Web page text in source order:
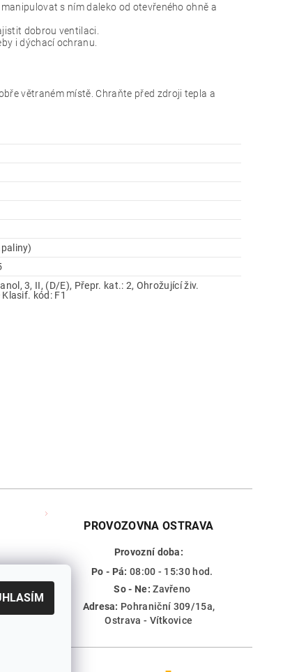
s ním daleko od otevřeného ohně a
dobrou ventilaci.
i dýchací ochranu.
větraném místě. Chraňte před zdroji tepla a
3, II, (D/E), Přepr. kat.: 2, Ohrožující živ.
kód: F1
PROVOZOVNA OSTRAVA
Provozní doba:
Po - Pá: 08:00 - 15:30 hod.
So - Ne: Zavřeno
Adresa: Pohraniční 309/15a,
Ostrava - Vítkovice